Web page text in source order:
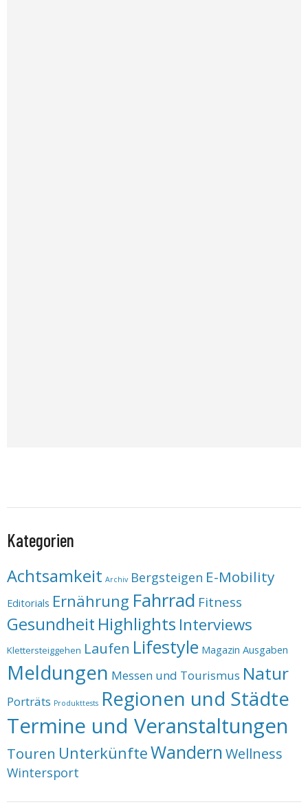
Kategorien
Achtsamkeit Archiv Bergsteigen E-Mobility
Editorials Ernährung Fahrrad Fitness
Gesundheit Highlights Interviews
Klettersteiggehen Laufen Lifestyle Magazin Ausgaben
Meldungen Messen und Tourismus Natur
Porträts Produkttests Regionen und Städte
Termine und Veranstaltungen
Touren UnterkünfteWandern Wellness
Wintersport